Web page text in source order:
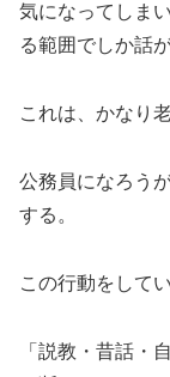
気になってしま
る範囲でしか話
これは、かなり
公務員になろう
する。
この行動をして
「説教・昔話・